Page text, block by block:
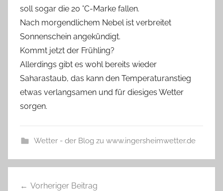
soll sogar die 20 °C-Marke fallen.
Nach morgendlichem Nebel ist verbreitet
Sonnenschein angekündigt.
Kommt jetzt der Frühling?
Allerdings gibt es wohl bereits wieder
Saharastaub, das kann den Temperaturanstieg
etwas verlangsamen und für diesiges Wetter
sorgen.
Wetter - der Blog zu www.ingersheimwetter.de
Vorheriger Beitrag